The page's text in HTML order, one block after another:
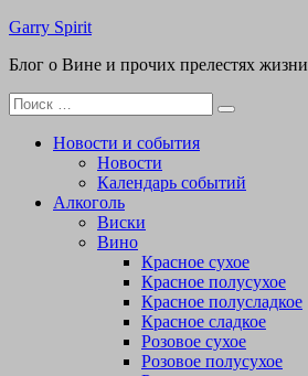
Перейти
содержимому
Garry Spirit
Блог о Вине и прочих прелестях жизни
Поиск
для:
Новости и события
Новости
Календарь событий
Алкоголь
Виски
Вино
Красное сухое
Красное полусухое
Красное полусладкое
Красное сладкое
Розовое сухое
Розовое полусухое